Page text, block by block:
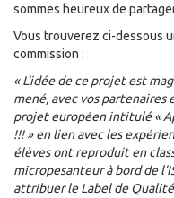
sommes heureux de
Vous trouverez ci-dessous
commission :
« L’idée de ce projet est
mené, avec vos partenaires
projet européen intitulé «
!!! » en lien avec les
élèves ont reproduit en
micropesanteur à bord de
attribuer le Label de Qualité